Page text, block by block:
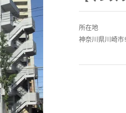
所在地
神奈川県川崎